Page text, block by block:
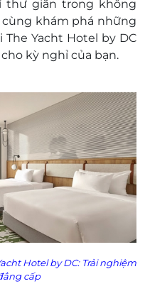
đêm
sau: 31/08 - 03/09,
VNĐ/phòng/đêm
(tính như người lớn
+ ăn sáng, bé 6 - 12
người không kê
kê giường phụ phụ
từ 6 tuổi - 12 tuổi
kê giường phụ
6 tuổi
(9h00-20h00): 1900
thư giãn trong không
cùng khám phá những
Yacht Hotel by DC
kỳ nghỉ của bạn.
Hotel by DC: Trải nghiệm
cấp